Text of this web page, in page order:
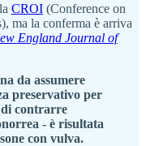
CROI (Conference on
ma la conferma è arriva
England Journal of
da assumere
preservativo per
contrarre
- è risultata
con vulva.